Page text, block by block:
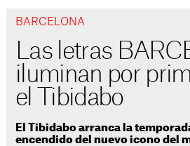
BARCELONA
Las letras
iluminan por
el Tibidabo
El Tibidabo arranca la
encendido del nuevo icono del